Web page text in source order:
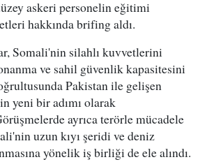
askeri personelin eğitimi
hakkında brifing aldı.
Somali'nin silahlı kuvvetlerini
ve sahil güvenlik kapasitesini
Pakistan ile gelişen
yeni bir adımı olarak
ayrıca terörle mücadele
uzun kıyı şeridi ve deniz
yönelik iş birliği de ele alındı.